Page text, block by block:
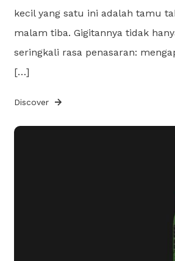
kecil yang satu ini adalah tamu
malam tiba. Gigitannya tidak
seringkali rasa penasaran:
[…]
Discover